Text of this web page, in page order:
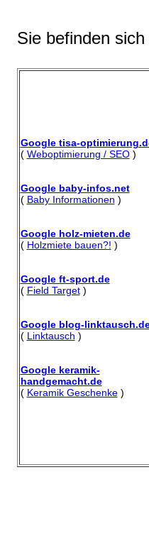
Sie befinden
Google tisa-
( Weboptimierung / SEO)
Google baby-infos.net
( Baby Informationen )
Google holz-mieten.de
( Holzmiete bauen?! )
Google ft-sport.de
( Field Target)
Google blog-
( Linktausch )
Google keramik-
handgemacht.de
( Keramik Geschenke)